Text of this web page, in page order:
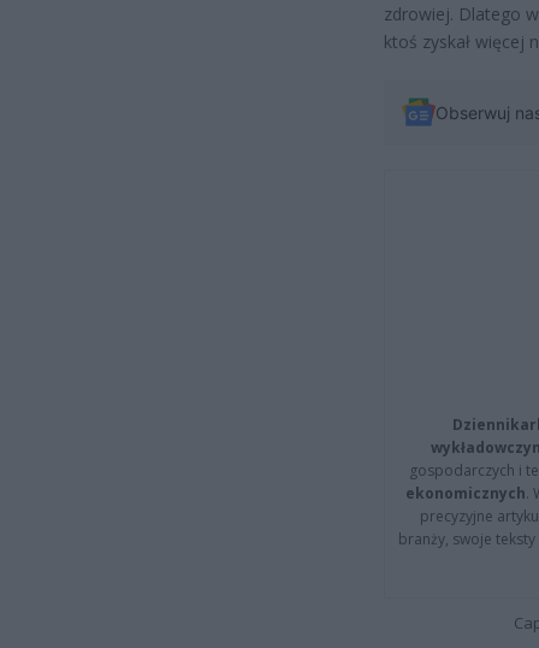
zdrowiej. Dlatego
ktoś zyskał więcej
Obserwuj
gospodarczych i
ekonomicznych.
precyzyjne
branży, swoje